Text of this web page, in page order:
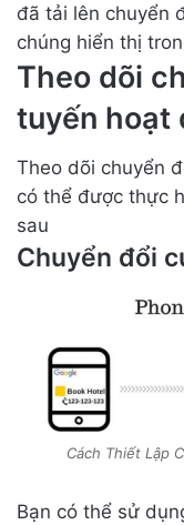
đã tải lên chuyển
chúng hiển thị
Theo dõi
tuyến hoạt
Theo dõi chuyển
có thể được thực
sau
Chuyển đổi
Cách Thiết Lập
Bạn có thể sử